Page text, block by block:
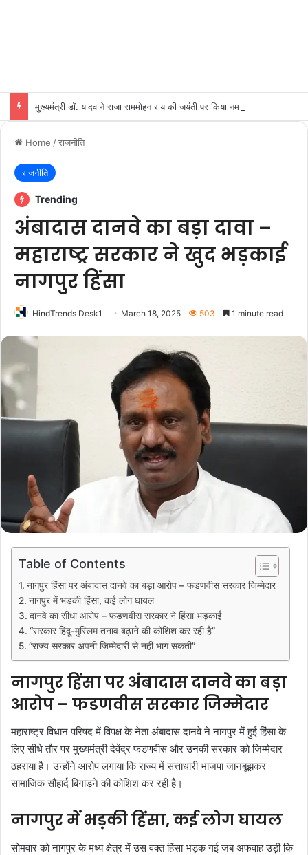
मुख्यमंत्री डॉ. यादव ने राजा राममोहन राय की जयंती पर किया नमन
Home /राजनीति
राजनीति
Trending
अंबादास दानवे का बड़ा दावा –
महाराष्ट्र सरकार ने खुद भड़काई
नागपुर हिंसा
HindTrends Desk1 March 18, 2025 503 1 minute read
Table of Contents
नागपुर हिंसा पर अंबादास दानवे का बड़ा आरोप – फडणवीस सरकार जिम्मेदार
नागपुर में भड़की हिंसा, कई लोग घायल
दानवे का सीधा आरोप – फडणवीस सरकार ने हिंसा भड़काई
“सरकार हिंदू-मुस्लिम तनाव बढ़ाने की कोशिश कर रही है”
“राज्य सरकार अपनी जिम्मेदारी से नहीं भाग सकती”
नागपुर हिंसा पर अंबादास दानवे का बड़ा
आरोप – फडणवीस सरकार जिम्मेदार
महाराष्ट्र विधान परिषद में विपक्ष के नेता अंबादास दानवे ने नागपुर में हुई हिंसा के
लिए सीधे तौर पर मुख्यमंत्री देवेंद्र फडणवीस और उनकी सरकार को जिम्मेदार
ठहराया है। उन्होंने आरोप लगाया कि राज्य में सत्ताधारी भाजपा जानबूझकर
सामाजिक सौहार्द बिगाड़ने की कोशिश कर रही है।
नागपुर में भड़की हिंसा, कई लोग घायल
सोमवार को नागपुर के मध्य क्षेत्र में उस वक्त हिंसा भड़क गई जब अफवाह उड़ी कि